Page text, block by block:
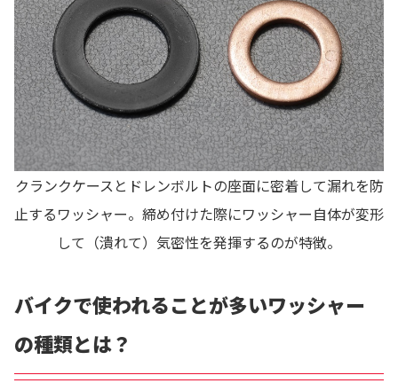
クランクケースとドレンボルトの座面に密着して漏れを防
止するワッシャー。締め付けた際にワッシャー自体が変形
して（潰れて）気密性を発揮するのが特徴。
バイクで使われることが多いワッシャー
の種類とは？